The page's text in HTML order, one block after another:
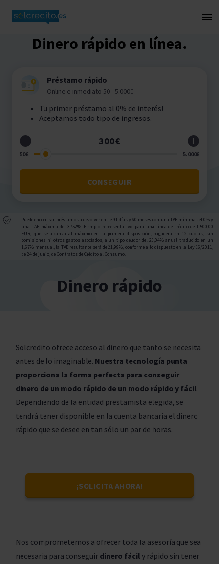
Dinero rápido en línea.
Préstamo rápido
Online e inmediato 50 - 5.000€
Tu primer préstamo al 0% de interés!
Aceptamos todo tipo de ingresos.
CONSEGUIR
Puede encontrar préstamos a devolver entre 91 días y 60 meses con una TAE mínima del 0% y
una TAE máxima del 3752%. Ejemplo representativo: para una línea de crédito de 1.500,00
EUR, que se alcanza al máximo en la primera disposición, pagadera en 12 cuotas, sin
comisiones ni otros gastos asociados, a un tipo deudor del 20,04% anual traducido en un
1,67% mensual, la TAE resultante será de 21,99%, conforme a lo dispuesto en la Ley 16/2011,
de 24 de junio, de Contratos de Crédito al Consumo.
Dinero rápido
Solcredito ofrece acceso al dinero que tanto se necesita
antes de lo imaginable. Nuestra tecnología punta
proporciona la forma perfecta para conseguir
dinero de un modo rápido de un modo rápido y fácil.
Dependiendo de la entidad prestamista elegida, se
tendrá tener disponible en la cuenta bancaria el dinero
rápido que se desee en tan sólo un par de horas.
¡SOLICITA AHORA!
Nos comprometemos a ofrecer toda la asesoría que sea
necesaria para conseguir dinero fácil y rápido sin tener